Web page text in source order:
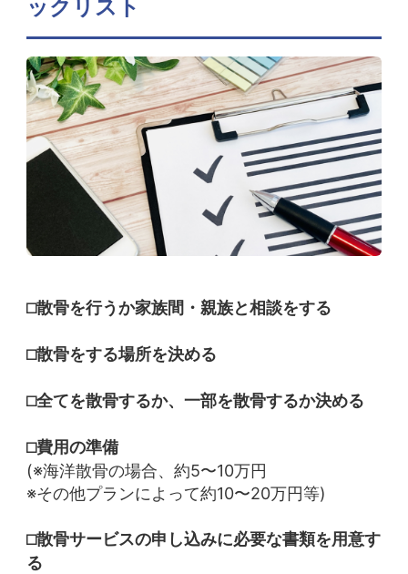
ックリスト
⬜︎散骨を行うか家族間・親族と相談をする
⬜︎散骨をする場所を決める
⬜︎全てを散骨するか、一部を散骨するか決める
⬜︎費用の準備
(※海洋散骨の場合、約5〜10万円
※その他プランによって約10〜20万円等)
⬜︎散骨サービスの申し込みに必要な書類を用意す
る